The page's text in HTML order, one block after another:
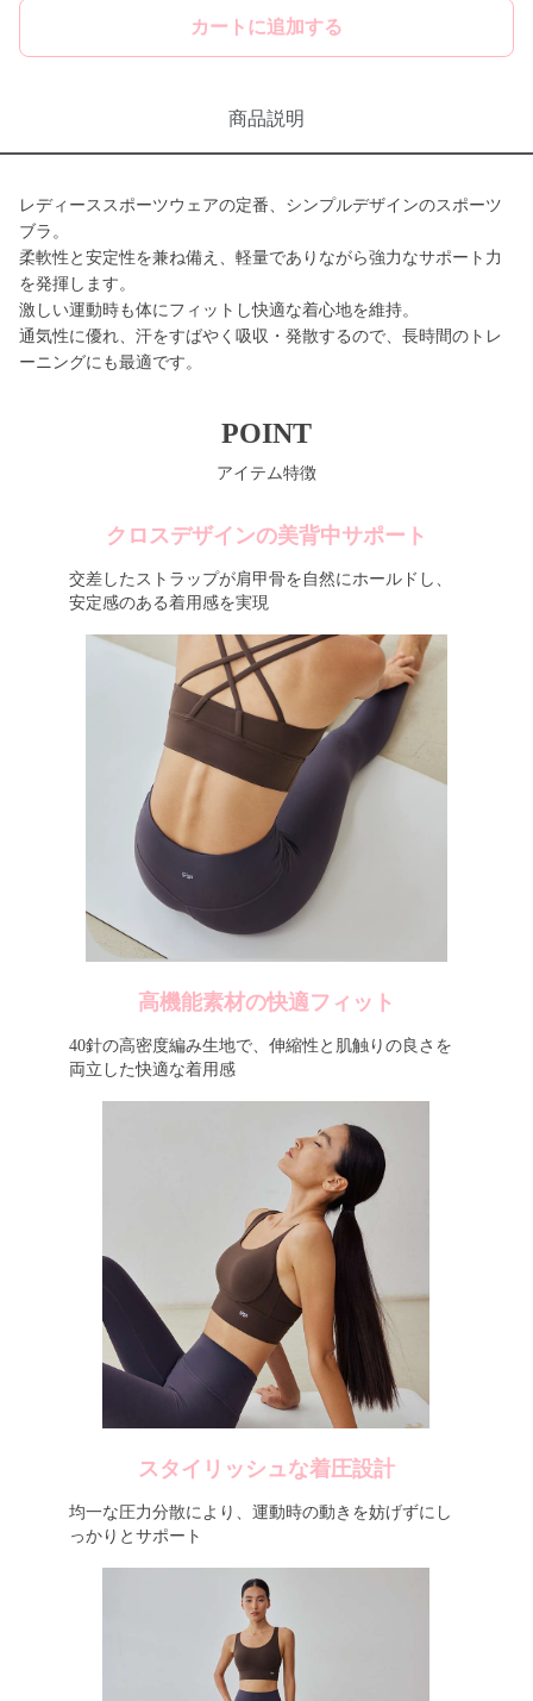
カートに追加する
商品説明
レディーススポーツウェアの定番、シンプルデザインのスポーツ
ブラ。
柔軟性と安定性を兼ね備え、軽量でありながら強力なサポート力
を発揮します。
激しい運動時も体にフィットし快適な着心地を維持。
通気性に優れ、汗をすばやく吸収・発散するので、長時間のトレ
ーニングにも最適です。
POINT
アイテム特徴
クロスデザインの美背中サポート
交差したストラップが肩甲骨を自然にホールドし、
安定感のある着用感を実現
高機能素材の快適フィット
40針の高密度編み生地で、伸縮性と肌触りの良さを
両立した快適な着用感
スタイリッシュな着圧設計
均一な圧力分散により、運動時の動きを妨げずにし
っかりとサポート